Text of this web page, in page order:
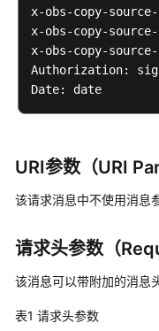
批
量
删
除
恢
归
存
或
度
x-obs-copy-
x-obs-copy-
x-obs-copy-
Authorization:
URI参数（URI
该请求消息中不使用消息
请求头参数（
该消息可以带附加的消息
表1 请求头参数